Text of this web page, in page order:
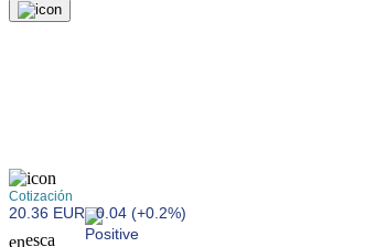
Cotización
20.36 EUR 0.04 (+0.2%)
enesca